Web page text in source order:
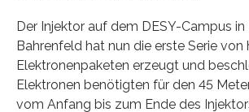
Der Injektor auf dem DESY-Campus
Bahrenfeld hat nun die erste Serie von
Elektronenpaketen erzeugt und
Elektronen benötigten für den 45
vom Anfang bis zum Ende des